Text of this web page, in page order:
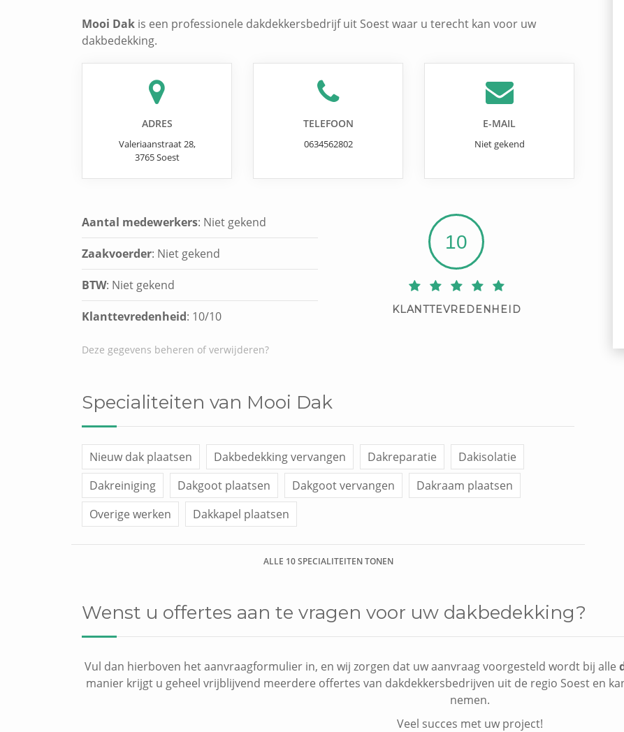
Mooi Dak is een professionele dakdekkersbedrijf uit Soest waar u terecht kan voor uw
dakbedekking.
ADRES
Valeriaanstraat 28,
3765Soest
TELEFOON
0634562802
E-MAIL
Niet gekend
Aantal medewerkers: Niet gekend
Zaakvoerder: Niet gekend
BTW: Niet gekend
Klanttevredenheid: 10/10
10
KLANTTEVREDENHEID
Deze gegevens beheren of verwijderen?
Specialiteiten van Mooi Dak
Nieuw dak plaatsen Dakbedekking vervangen Dakreparatie
Dakisolatie
Dakreiniging
Dakgoot plaatsen Dakgoot vervangen
Dakraam plaatsen
Overige werken
Dakkapel plaatsen
ALLE 10 SPECIALITEITEN TONEN
Wenst u offertes aan te vragen voor uw dakbedekking?
Vul dan hierboven het aanvraagformulier in, en wij zorgen dat uw aanvraag voorgesteld wordt bij alle
manier krijgt u geheel vrijblijvend meerdere offertes van dakdekkersbedrijven uit de regio Soest en
nemen.
Veel succes met uw project!